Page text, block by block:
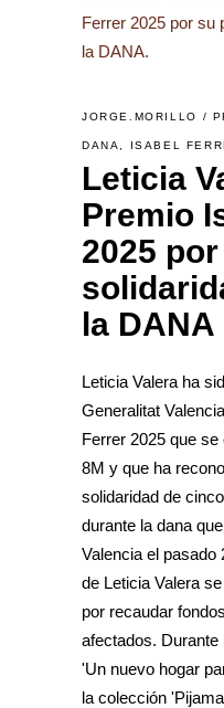
JORGE.MORILLO
DANA ISABEL
Leticia
Premio
2025
la DANA
Leticia Valera ha
Generalitat
Ferrer 2025 que
8M y que ha
solidaridad de
durante la dana
Valencia el pasado
de Leticia Valera
por recaudar
afectados. Durante
'Un nuevo hogar
la colección